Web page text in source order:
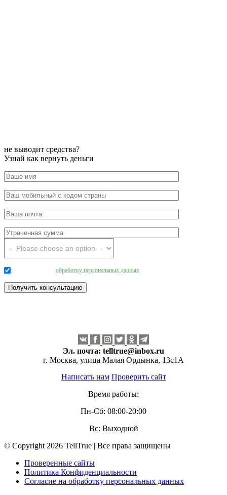
не выводит средства?
Узнай как вернуть деньги
обработку персональных данных
Эл. почта: telltrue@inbox.ru
г. Москва, улица Малая Ордынка, 13с1А
Написать нам Проверить сайт
Время работы:
Пн-Сб: 08:00-20:00
Вс: Выходной
© Copyright 2026 TellTrue | Все права защищены
Проверенные сайты
Политика Конфиденциальности
Согласие на обработку персональных данных